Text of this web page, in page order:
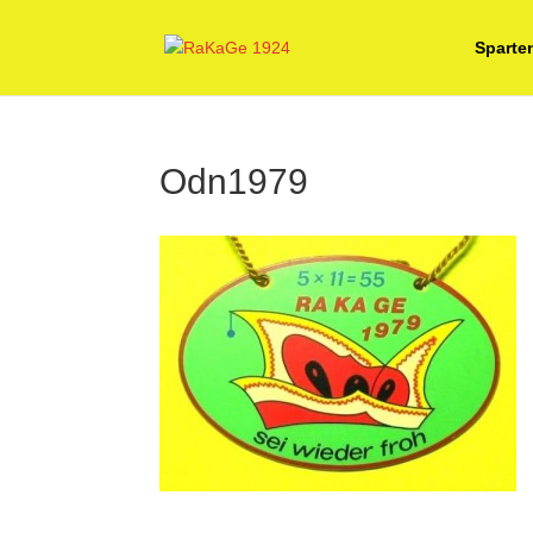
Odn1979